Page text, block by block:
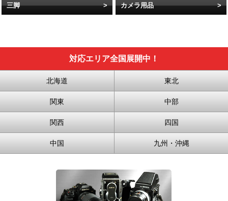
三脚 カメラ用品
対応エリア全国展開中！
北海道 東北
関東 中部
関西 四国
中国 九州・沖縄